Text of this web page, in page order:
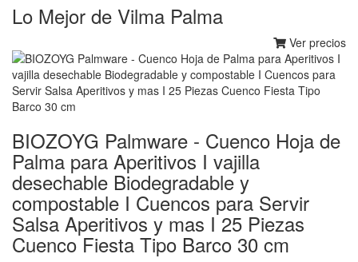
Lo Mejor de Vilma Palma
Ver precios
BIOZOYG Palmware - Cuenco Hoja de
Palma para Aperitivos I vajilla
desechable Biodegradable y
compostable I Cuencos para Servir
Salsa Aperitivos y mas I 25 Piezas
Cuenco Fiesta Tipo Barco 30 cm